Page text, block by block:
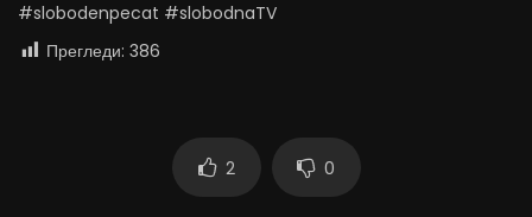
#slobodenpecat #slobodnaTV
Прегледи: 386
2 0